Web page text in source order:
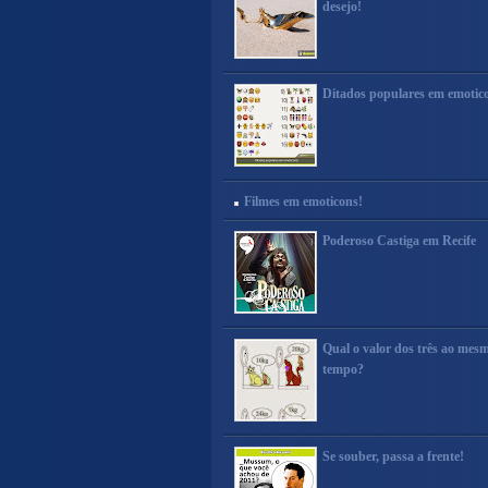
desejo!
Ditados populares em
Filmes em emoticons!
Poderoso Castiga em Recife
Qual o valor dos três ao
tempo?
Se souber, passa a frente!